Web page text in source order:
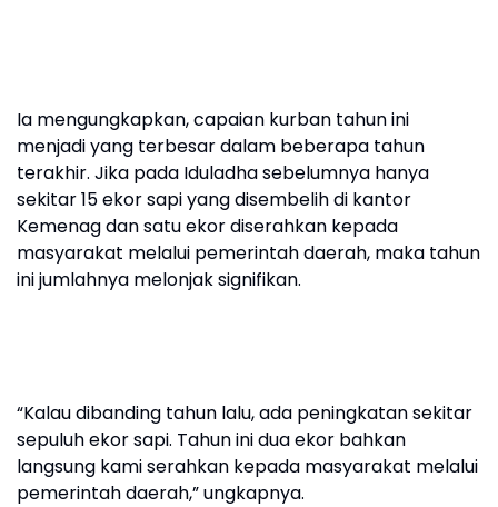
Ia mengungkapkan, capaian kurban tahun ini
menjadi yang terbesar dalam beberapa tahun
terakhir. Jika pada Iduladha sebelumnya hanya
sekitar 15 ekor sapi yang disembelih di kantor
Kemenag dan satu ekor diserahkan kepada
masyarakat melalui pemerintah daerah, maka tahun
ini jumlahnya melonjak signifikan.
“Kalau dibanding tahun lalu, ada peningkatan sekitar
sepuluh ekor sapi. Tahun ini dua ekor bahkan
langsung kami serahkan kepada masyarakat melalui
pemerintah daerah,” ungkapnya.